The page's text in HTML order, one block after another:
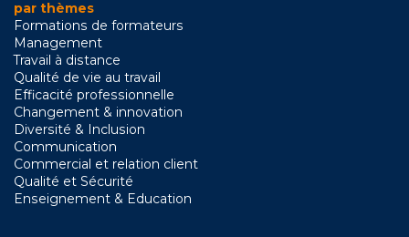
par thèmes
Formations de formateurs
Management
Travail à distance
Qualité de vie au travail
Efficacité professionnelle
Changement & innovation
Diversité & Inclusion
Communication
Commercial et relation client
Qualité et Sécurité
Enseignement & Education